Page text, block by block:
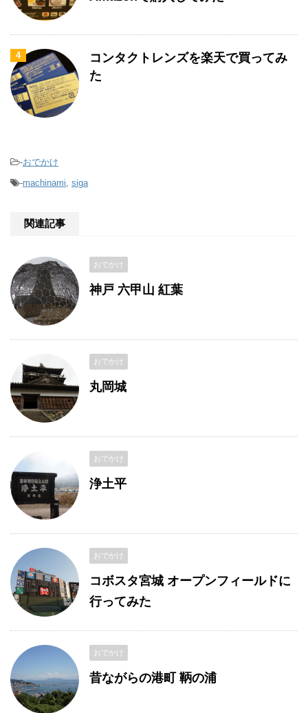
4
コンタクトレンズを楽天で買ってみ
た
-おでかけ
-machinami siga
関連記事
おでかけ
神戸 六甲山 紅葉
おでかけ
丸岡城
おでかけ
浄土平
おでかけ
コボスタ宮城 オープンフィールドに
行ってみた
おでかけ
昔ながらの港町 鞆の浦